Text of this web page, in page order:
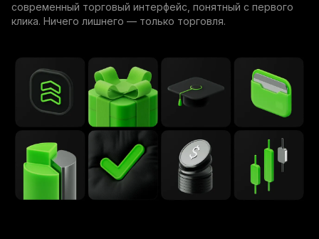
современный торговый интерфейс, понятный с первого
клика. Ничего лишнего — только торговля.